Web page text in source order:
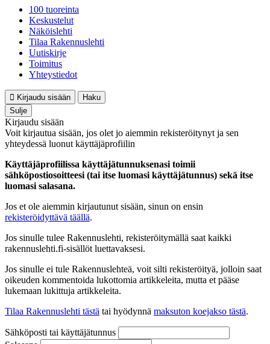
100 tuoreinta
Keskustelut
Näköislehti
Tilaa Rakennuslehti
Uutiskirje
Toimitus
Yhteystiedot
Kirjaudu sisään
Haku
Sulje
Kirjaudu sisään
Voit kirjautua sisään, jos olet jo aiemmin rekisteröitynyt ja sen
yhteydessä luonut käyttäjäprofiilin
Käyttäjäprofiilissa käyttäjätunnuksenasi toimii
sähköpostiosoitteesi (tai itse luomasi käyttäjätunnus) sekä itse
luomasi salasana.
Jos et ole aiemmin kirjautunut sisään, sinun on ensin
rekisteröidyttävä täällä.
Jos sinulle tulee Rakennuslehti, rekisteröitymällä saat kaikki
rakennuslehti.fi-sisällöt luettavaksesi.
Jos sinulle ei tule Rakennuslehteä, voit silti rekisteröityä, jolloin saat
oikeuden kommentoida lukottomia artikkeleita, mutta et pääse
lukemaan lukittuja artikkeleita.
Tilaa Rakennuslehti tästä tai hyödynnä maksuton koejakso tästä.
Sähköposti tai käyttäjätunnus